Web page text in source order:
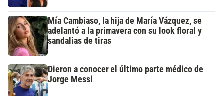
Mía Cambiaso, la hija de María Vázquez, se
adelantó a la primavera con su look floral y
sandalias de tiras
Dieron a conocer el último parte médico de
Jorge Messi